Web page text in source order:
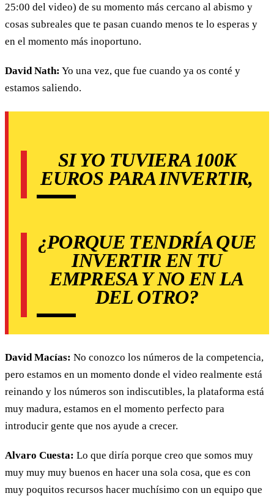
25:00 del video) de su momento más cercano al abismo y
cosas subreales que te pasan cuando menos te lo esperas y
en el momento más inoportuno.
David Nath: Yo una vez, que fue cuando ya os conté y
estamos saliendo.
SI YO TUVIERA 100K
EUROS PARA INVERTIR,
¿PORQUE TENDRÍA QUE
INVERTIR EN TU
EMPRESA Y NO EN LA
DEL OTRO?
David Macías: No conozco los números de la competencia,
pero estamos en un momento donde el video realmente está
reinando y los números son indiscutibles, la plataforma está
muy madura, estamos en el momento perfecto para
introducir gente que nos ayude a crecer.
Alvaro Cuesta: Lo que diría porque creo que somos muy
muy muy muy buenos en hacer una sola cosa, que es con
muy poquitos recursos hacer muchísimo con un equipo que